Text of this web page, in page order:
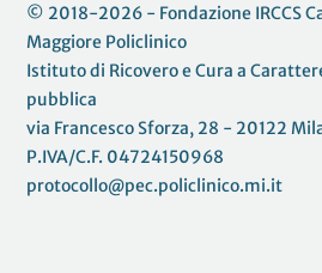
© 2018-2026 - Fondazione IRCCS
Maggiore Policlinico
Istituto di Ricovero e Cura a
pubblica
via Francesco Sforza, 28 - 20122
P.IVA/C.F. 04724150968
protocollo@pec.policlinico.mi.it